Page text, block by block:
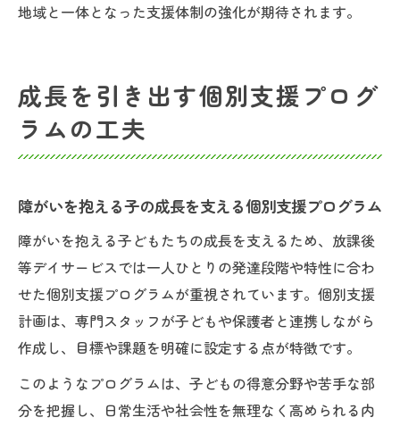
地域と一体となった支援体制の強化が期待されます。
成長を引き出す個別支援プログ
ラムの工夫
障がいを抱える子の成長を支える個別支援プログラム
障がいを抱える子どもたちの成長を支えるため、放課後
等デイサービスでは一人ひとりの発達段階や特性に合わ
せた個別支援プログラムが重視されています。個別支援
計画は、専門スタッフが子どもや保護者と連携しながら
作成し、目標や課題を明確に設定する点が特徴です。
このようなプログラムは、子どもの得意分野や苦手な部
分を把握し、日常生活や社会性を無理なく高められる内